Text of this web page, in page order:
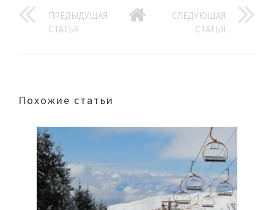
ПРЕДЫДУЩАЯ
СТАТЬЯ
СЛЕДУЮЩАЯ
СТАТЬЯ
Похожие статьи